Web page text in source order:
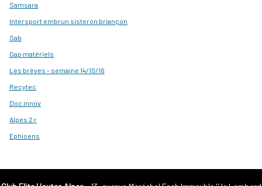
Samsara
Intersport embrun sisteron briançon
Sab
Gap matériels
Les brèves - semaine 14/10/16
Recytec
Doc innov
Alpes 2 r
Ephisens